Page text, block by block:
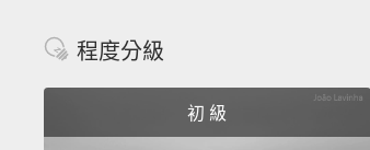
程度分級
初 級